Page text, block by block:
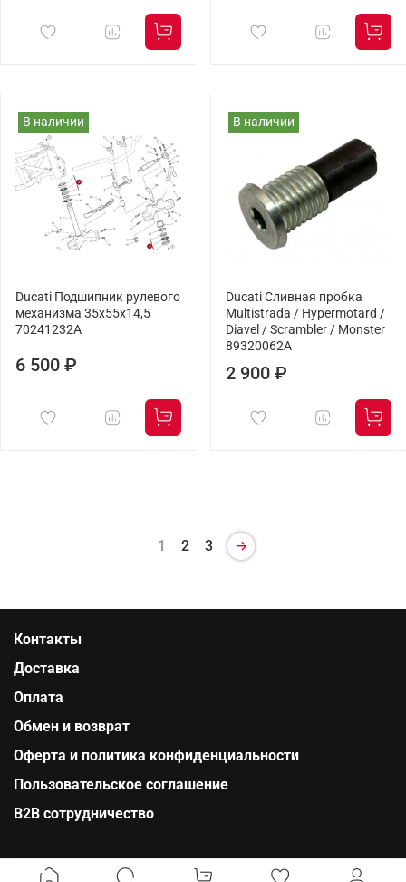
В наличии
Ducati Подшипник рулевого
механизма 35x55x14,5
70241232A
6 500 ₽
В наличии
Ducati Сливная пробка
Multistrada / Hypermotard /
Diavel / Scrambler / Monster
89320062A
2 900 ₽
1 2 3
Контакты
Доставка
Оплата
Обмен и возврат
Оферта и политика конфиденциальности
Пользовательское соглашение
B2B сотрудничество